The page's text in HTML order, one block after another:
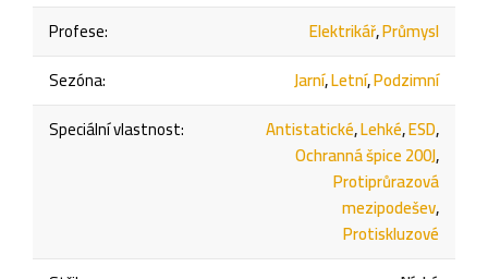
Profese: Elektrikář,Průmysl
Sezóna: Jarní,Letní,Podzimní
Speciální vlastnost: Antistatické,Lehké,ESD,
Ochranná špice 200J,
Protiprůrazová
mezipodešev,
Protiskluzové